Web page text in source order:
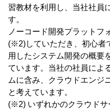
習教材を利用し、当社社員
す。
ノーコード開発プラットフ
(※2)していただき、初心者
用したシステム開発の概要
ています。当社の社員によ
ムに含み、クラウドエンジ
と考えています。
(※2) いずれかのクラウドサ